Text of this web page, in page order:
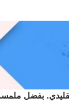
بفضل